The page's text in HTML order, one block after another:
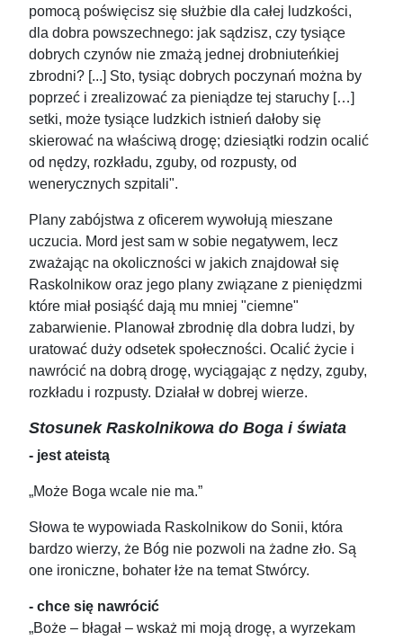
pomocą poświęcisz się służbie dla całej ludzkości,
dla dobra powszechnego: jak sądzisz, czy tysiące
dobrych czynów nie zmażą jednej drobniuteńkiej
zbrodni? [...] Sto, tysiąc dobrych poczynań można by
poprzeć i zrealizować za pieniądze tej staruchy […]
setki, może tysiące ludzkich istnień dałoby się
skierować na właściwą drogę; dziesiątki rodzin ocalić
od nędzy, rozkładu, zguby, od rozpusty, od
wenerycznych szpitali".
Plany zabójstwa z oficerem wywołują mieszane
uczucia. Mord jest sam w sobie negatywem, lecz
zważając na okoliczności w jakich znajdował się
Raskolnikow oraz jego plany związane z pieniędzmi
które miał posiąść dają mu mniej "ciemne"
zabarwienie. Planował zbrodnię dla dobra ludzi, by
uratować duży odsetek społeczności. Ocalić życie i
nawrócić na dobrą drogę, wyciągając z nędzy, zguby,
rozkładu i rozpusty. Działał w dobrej wierze.
Stosunek Raskolnikowa do Boga i świata
- jest ateistą
„Może Boga wcale nie ma.”
Słowa te wypowiada Raskolnikow do Sonii, która
bardzo wierzy, że Bóg nie pozwoli na żadne zło. Są
one ironiczne, bohater łże na temat Stwórcy.
- chce się nawrócić
„Boże – błagał – wskaż mi moją drogę, a wyrzekam